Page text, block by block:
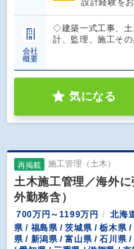
設計経験を
会社
概要
◇建築一式工事、土
計、監理、施工そ
気になる
再掲載 施工管理（土木）
土木施工管理／海外
外勤務含）
700万円～1199万円
北海
県 / 福島県 / 茨城県 / 栃木県
県 / 新潟県 / 富山県 / 石川県